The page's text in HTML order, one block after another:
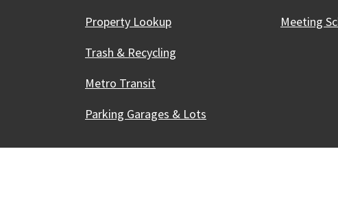
Property Lookup
Trash & Recycling
Metro Transit
Parking Garages & Lots
Meeting